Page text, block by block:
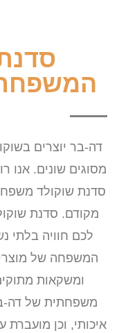
דה-בר יוצרים
מסוגים שונים. אנו
סדנת שוקולד
מקודם. סדנת
לכם חוויה בלתי
המשפחה של מוצרי
ומשקאות
משפחתית של דה-
איכותי, וכן מועברת